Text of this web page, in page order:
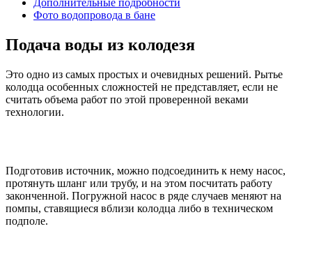
Дополнительные подробности
Фото водопровода в бане
Подача воды из колодезя
Это одно из самых простых и очевидных решений. Рытье
колодца особенных сложностей не представляет, если не
считать объема работ по этой проверенной веками
технологии.
Подготовив источник, можно подсоединить к нему насос,
протянуть шланг или трубу, и на этом посчитать работу
законченной. Погружной насос в ряде случаев меняют на
помпы, ставящиеся вблизи колодца либо в техническом
подполе.